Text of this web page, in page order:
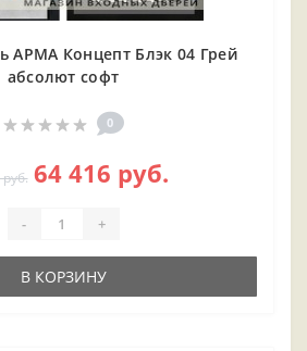
АРМА Концепт Блэк 04 Грей
абсолют софт
0
64 416 руб.
- +
В КОРЗИНУ